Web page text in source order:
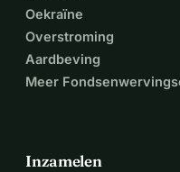
Oekraïne
Overstroming
Aardbeving
Meer
Inzamelen